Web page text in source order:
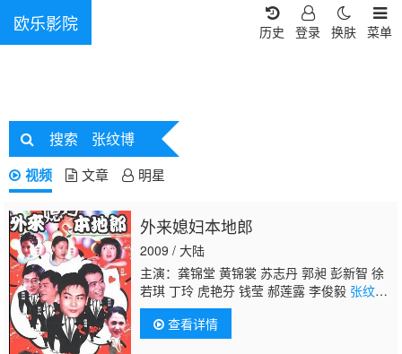
欧乐影院 菜单
换肤
登录
历史
搜索 张纹博
视频 文章 明星
外来媳妇本地郎
2009 / 大陆
主演：龚锦堂 黄锦裳 苏志丹 郭昶 彭新智 徐
若琪 丁玲 虎艳芬 钱莹 郝莲露 李俊毅 张纹
博何文茵 王辰 谢恩 毛琳 林星云 卢海潮 卢秋
萍 马小倩 陈坚雄 黄俊英 舒力生 吴苏妹 张和
平 邝祖乐 刘涛 周小镔 黄慧颐 潘结
查看详情